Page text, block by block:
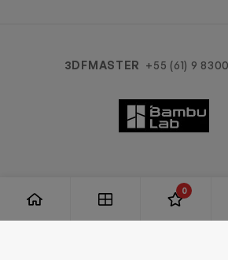
3DFMASTER +55 (61) 9
0